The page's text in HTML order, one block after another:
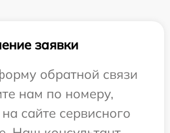
заявки
обратной связи
нам по номеру,
сайте сервисного